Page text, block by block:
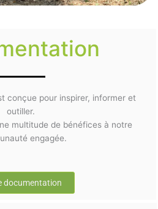
conçue pour inspirer, informer et
outiller.
multitude de bénéfices à notre
engagée.
documentation